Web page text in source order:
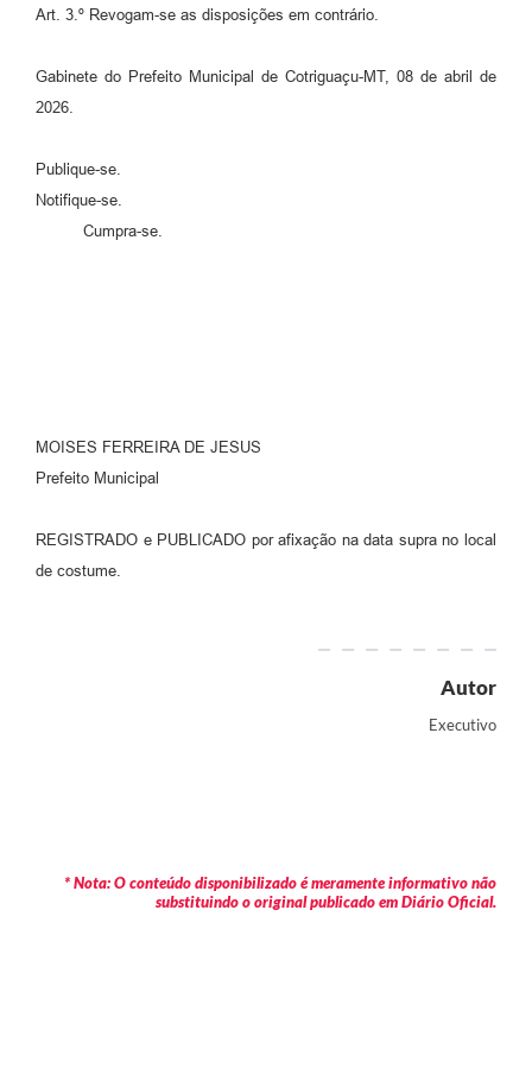
Art. 3.º Revogam-se as disposições em contrário.
Gabinete do Prefeito Municipal de Cotriguaçu-MT, 08 de abril de
2026.
Publique-se.
Notifique-se.
Cumpra-se.
MOISES FERREIRA DE JESUS
Prefeito Municipal
REGISTRADO e PUBLICADO por afixação na data supra no local
de costume.
Autor
Executivo
* Nota: O conteúdo disponibilizado é meramente informativo não
substituindo o original publicado em Diário Oficial.